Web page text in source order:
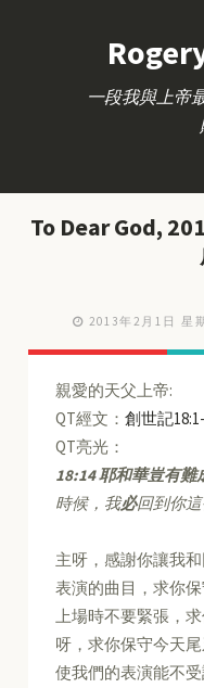
一段我與上帝
To Dear God,
2013年2月1日 星
親愛的天父上帝:
QT經文：創世記
QT亮光：
18:14耶和華豈有難
時候，我必回到你
主呀，感謝你讓我
表演的曲目，求你
上場時不要緊張，
呀，求你保守今天
使我們的表演能不